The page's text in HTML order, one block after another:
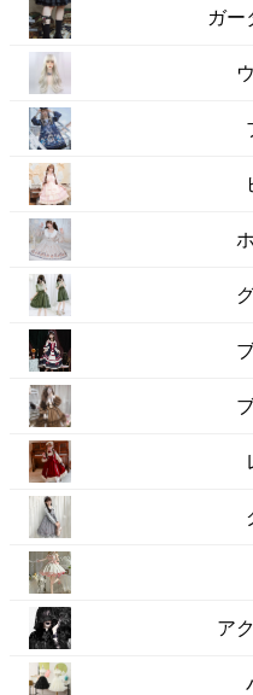
ガー
ア